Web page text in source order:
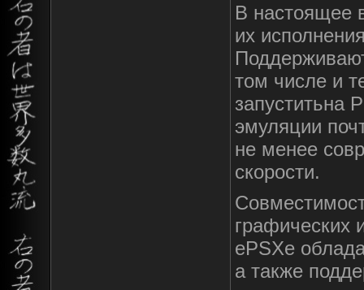
В настоящее
их
том числе и
запуститьна
эмуляции
не менее
скорости.
графических
ePSXe
а также